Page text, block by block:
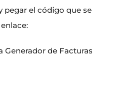
pegar el código que se
Generador de Facturas